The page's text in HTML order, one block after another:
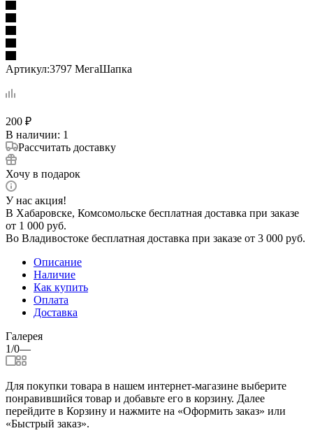
Артикул:3797 МегаШапка
200 ₽
В наличии: 1
Рассчитать доставку
Хочу в подарок
У нас акция!
В Хабаровске, Комсомольске бесплатная доставка при заказе
от 1 000 руб.
Во Владивостоке бесплатная доставка при заказе от 3 000 руб.
Описание
Наличие
Как купить
Оплата
Доставка
Галерея
1/0—
Для покупки товара в нашем интернет-магазине выберите
понравившийся товар и добавьте его в корзину. Далее
перейдите в Корзину и нажмите на «Оформить заказ» или
«Быстрый заказ».